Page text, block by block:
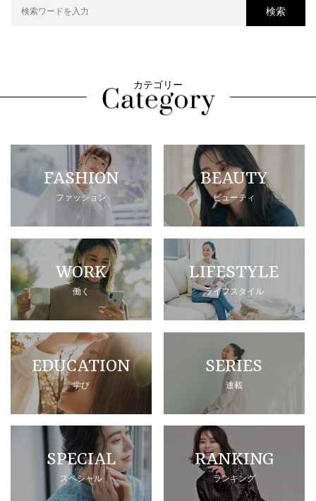
検索
カテゴリー
FASHION
ファッション
BEAUTY
ビューティ
WORK
働く
LIFESTYLE
ライフスタイル
EDUCATION
学び
SERIES
連載
SPECIAL
スペシャル
RANKING
ランキング